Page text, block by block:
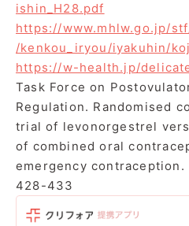
ishin_H28.pdf
https://www.mhlw.go.jp/
/kenkou_iryou/iyakuhin/
https://w-health.jp/
Task Force on
Regulation. Randomised
trial of levonorgestrel
of combined oral
emergency contraception.
428-433